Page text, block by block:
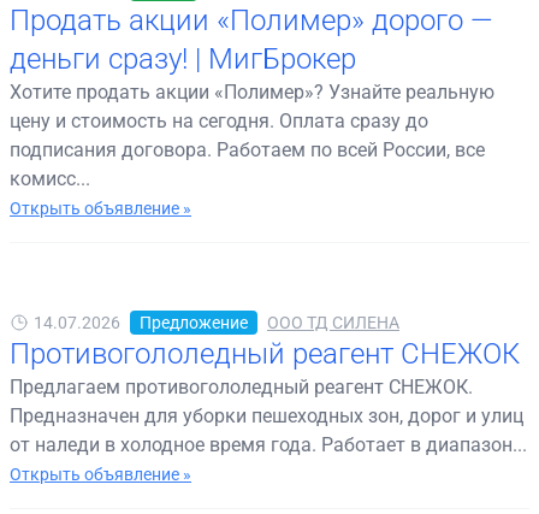
Продать акции «Полимер» дорого —
деньги сразу! | МигБрокер
Хотите продать акции «Полимер»? Узнайте реальную
цену и стоимость на сегодня. Оплата сразу до
подписания договора. Работаем по всей России, все
комисс...
Открыть объявление »
14.07.2026 Предложение ООО ТД СИЛЕНА
Противогололедный реагент СНЕЖОК
Предлагаем противогололедный реагент СНЕЖОК.
Предназначен для уборки пешеходных зон, дорог и улиц
от наледи в холодное время года. Работает в диапазон...
Открыть объявление »